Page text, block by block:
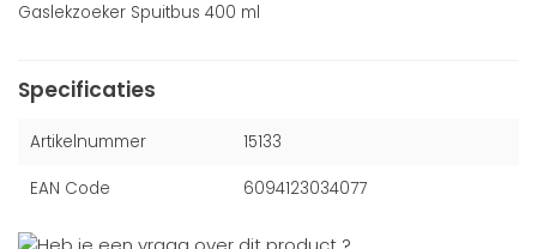
Gaslekzoeker Spuitbus 400 ml
Specificaties
Artikelnummer 15133
EAN Code 6094123034077